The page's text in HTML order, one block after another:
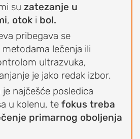
L1,
su zatezanje u
, otoki bol.
pribegava se
lečenja ili
ultrazvuka,
je jako redak izbor.
najčešće posledica
u kolenu, te fokus treba
primarnog oboljenja